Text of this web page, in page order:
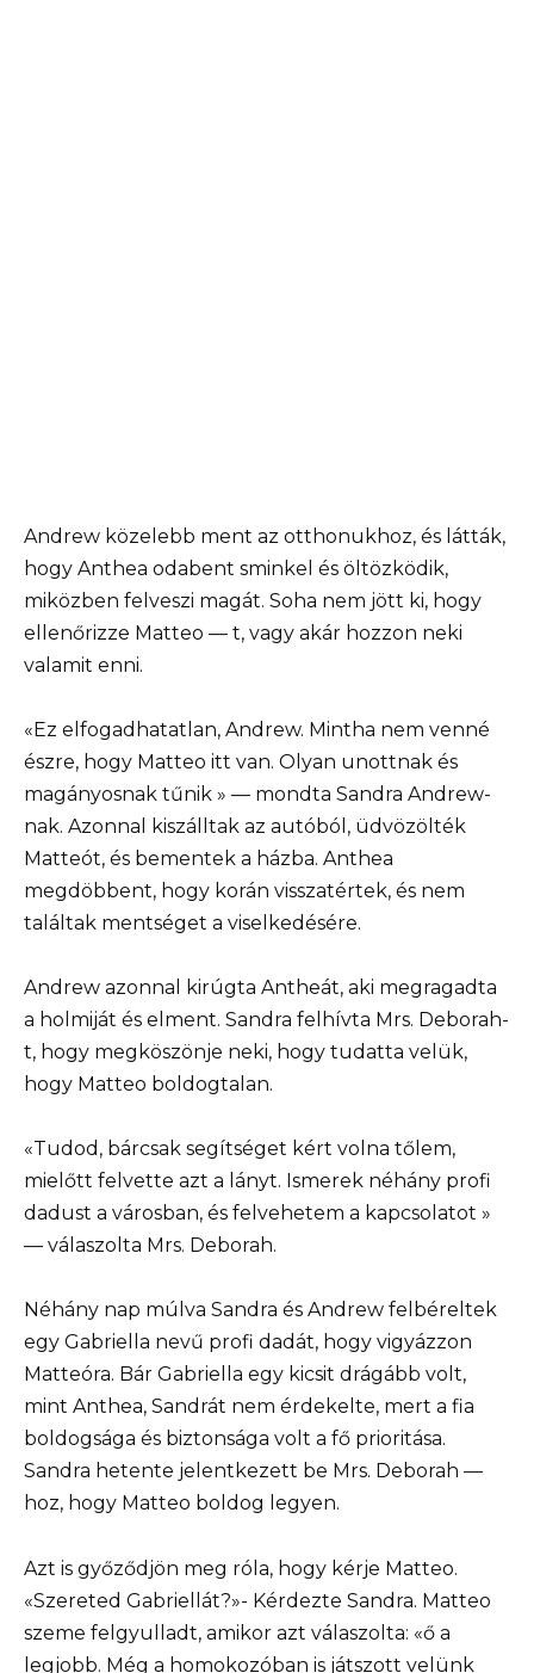
Andrew közelebb ment az otthonukhoz, és látták,
hogy Anthea odabent sminkel és öltözködik,
miközben felveszi magát. Soha nem jött ki, hogy
ellenőrizze Matteo — t, vagy akár hozzon neki
valamit enni.
«Ez elfogadhatatlan, Andrew. Mintha nem venné
észre, hogy Matteo itt van. Olyan unottnak és
magányosnak tűnik » — mondta Sandra Andrew-
nak. Azonnal kiszálltak az autóból, üdvözölték
Matteót, és bementek a házba. Anthea
megdöbbent, hogy korán visszatértek, és nem
találtak mentséget a viselkedésére.
Andrew azonnal kirúgta Antheát, aki megragadta
a holmiját és elment. Sandra felhívta Mrs. Deborah-
t, hogy megköszönje neki, hogy tudatta velük,
hogy Matteo boldogtalan.
«Tudod, bárcsak segítséget kért volna tőlem,
mielőtt felvette azt a lányt. Ismerek néhány profi
dadust a városban, és felvehetem a kapcsolatot »
— válaszolta Mrs. Deborah.
Néhány nap múlva Sandra és Andrew felbéreltek
egy Gabriella nevű profi dadát, hogy vigyázzon
Matteóra. Bár Gabriella egy kicsit drágább volt,
mint Anthea, Sandrát nem érdekelte, mert a fia
boldogsága és biztonsága volt a fő prioritása.
Sandra hetente jelentkezett be Mrs. Deborah —
hoz, hogy Matteo boldog legyen.
Azt is győződjön meg róla, hogy kérje Matteo.
«Szereted Gabriellát?»- Kérdezte Sandra. Matteo
szeme felgyulladt, amikor azt válaszolta: «ő a
legjobb. Még a homokozóban is játszott velünk